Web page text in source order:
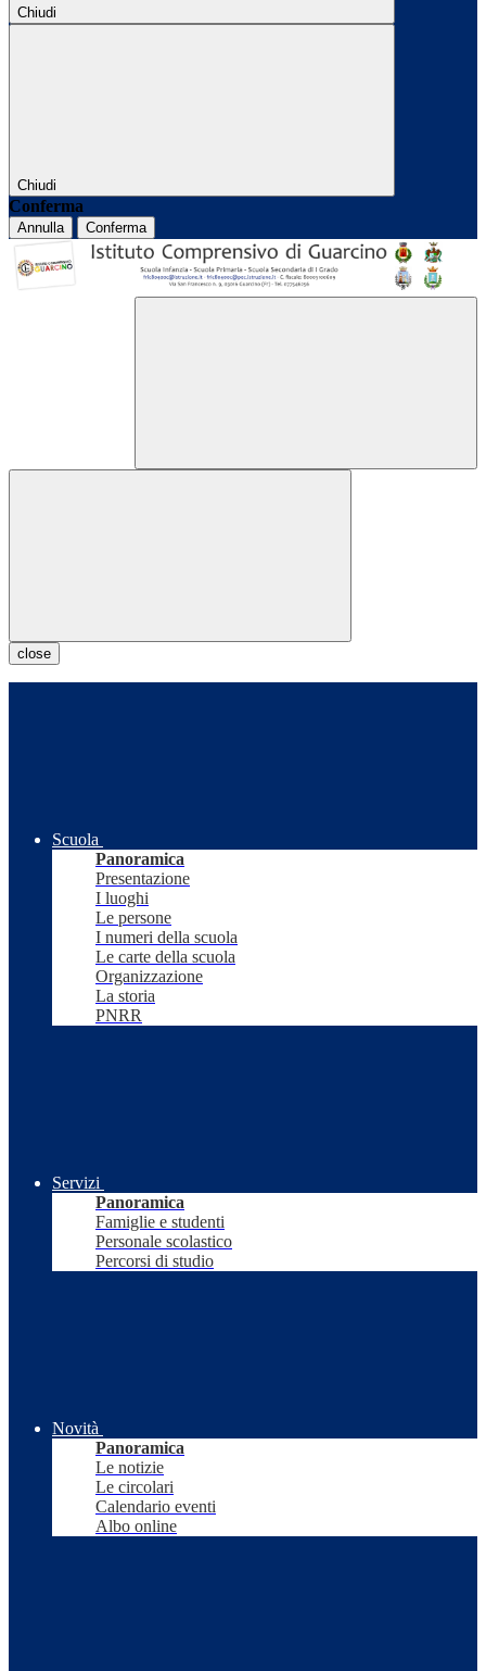
Chiudi
Chiudi
Conferma
Annulla Conferma
close
Scuola
Panoramica
Presentazione
I luoghi
Le persone
I numeri della scuola
Le carte della scuola
Organizzazione
La storia
PNRR
Servizi
Panoramica
Famiglie e studenti
Personale scolastico
Percorsi di studio
Novità
Panoramica
Le notizie
Le circolari
Calendario eventi
Albo online